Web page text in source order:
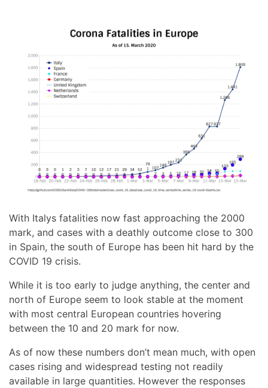
With Italys fatalities now fast approaching the 2000
mark, and cases with a deathly outcome close to 300
in Spain, the south of Europe has been hit hard by the
COVID 19 crisis.
While it is too early to judge anything, the center and
north of Europe seem to look stable at the moment
with most central European countries hovering
between the 10 and 20 mark for now.
As of now these numbers don’t mean much, with open
cases rising and widespread testing not readily
available in large quantities. However the responses